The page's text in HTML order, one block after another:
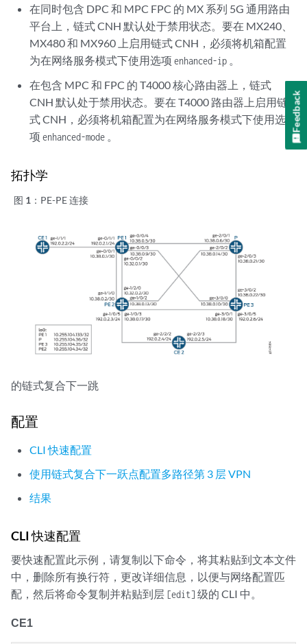
在同时包含 DPC 和 MPC FPC 的 MX 系列 5G 通用路由
平台上，链式 CNH 默认处于禁用状态。要在 MX240、
MX480 和 MX960 上启用链式 CNH，必须将机箱配置
为在网络服务模式下使用选项enhanced-ip
在包含 MPC 和 FPC 的 T4000 核心路由器上，链式
CNH 默认处于禁用状态。要在 T4000 路由器上启用链
式 CNH，必须将机箱配置为在网络服务模式下使用选
项enhanced-mode
拓扑学
图 1： PE-PE 连接
的链式复合下一跳
配置
CLI 快速配置
使用链式复合下一跃点配置多路径第 3 层 VPN
结果
CLI 快速配置
要快速配置此示例，请复制以下命令，将其粘贴到文本文件
中，删除所有换行符，更改详细信息，以便与网络配置匹
配，然后将命令复制并粘贴到层 [edit] 级的 CLI 中。
CE1
Feedback